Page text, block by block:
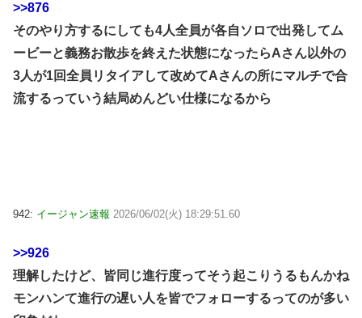
>>876
そのやり方するにしても4人全員が各自ソロで出発してム
ービーと義務お散歩を終えた状態になったらAさん以外の
3人が1回全員リタイアして改めてAさんの所にマルチで合
流するっていう結局めんどい仕様になるから
942: イージャン速報 2026/06/02(火) 18:29:51.60
>>926
理解したけど、皆同じ進行度ってそう起こりうるもんかね
モンハンて進行の遅い人を皆でフォローするってのが多い